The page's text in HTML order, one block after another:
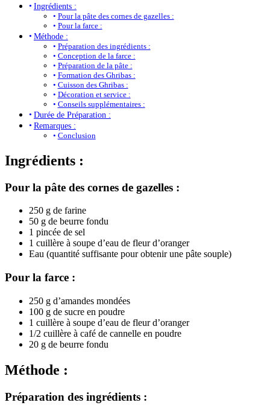
Ingrédients :
Pour la pâte des cornes de gazelles :
Pour la farce :
Méthode :
Préparation des ingrédients :
Conception de la farce :
Préparation de la pâte :
Formation des Ghribas :
Cuisson des Ghribas :
Décoration et service :
Conseils supplémentaires :
Durée de Préparation :
Remarques :
Conclusion
Ingrédients :
Pour la pâte des cornes de gazelles :
250 g de farine
50 g de beurre fondu
1 pincée de sel
1 cuillère à soupe d’eau de fleur d’oranger
Eau (quantité suffisante pour obtenir une pâte souple)
Pour la farce :
250 g d’amandes mondées
100 g de sucre en poudre
1 cuillère à soupe d’eau de fleur d’oranger
1/2 cuillère à café de cannelle en poudre
20 g de beurre fondu
Méthode :
Préparation des ingrédients :